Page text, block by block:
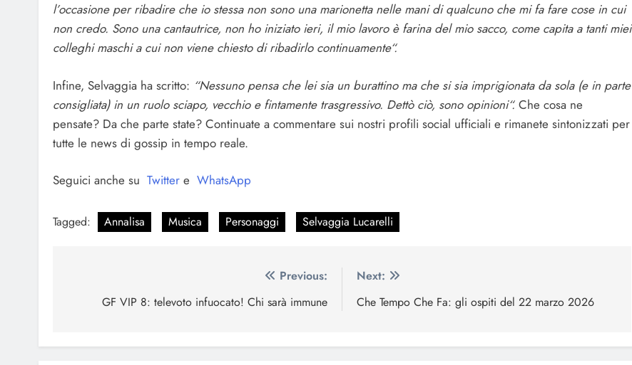
l’occasione per ribadire che io stessa non sono una marionetta nelle mani di qualcuno che mi fa fare cose in cui
non credo. Sono una cantautrice, non ho iniziato ieri, il mio lavoro è farina del mio sacco, come capita a tanti miei
colleghi maschi a cui non viene chiesto di ribadirlo continuamente“.
Infine, Selvaggia ha scritto: “Nessuno pensa che lei sia un burattino ma che si sia imprigionata da sola (e in parte
consigliata) in un ruolo sciapo, vecchio e fintamente trasgressivo. Dettò ciò, sono opinioni“. Che cosa ne
pensate? Da che parte state? Continuate a commentare sui nostri profili social ufficiali e rimanete sintonizzati per
tutte le news di gossip in tempo reale.
Seguici anche su Twitter e WhatsApp
Tagged: Annalisa Musica Personaggi Selvaggia Lucarelli
articoli
Previous:
GF VIP 8: televoto infuocato! Chi sarà immune
Next:
Che Tempo Che Fa: gli ospiti del 22 marzo 2026